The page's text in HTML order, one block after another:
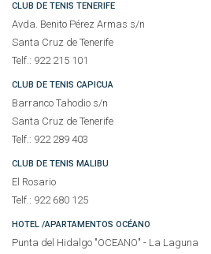
CLUB DE TENIS TENERIFE
Avda. Benito Pérez Armas s/n
Santa Cruz de Tenerife
Telf.: 922 215 101
CLUB DE TENIS CAPICUA
Barranco Tahodio s/n
Santa Cruz de Tenerife
Telf.: 922 289 403
CLUB DE TENIS MALIBU
El Rosario
Telf.: 922 680 125
HOTEL /APARTAMENTOS OCÉANO
Punta del Hidalgo "OCEANO" - La Laguna